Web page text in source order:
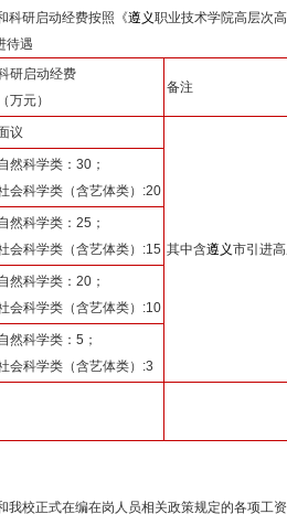
科研启动经费按照《遵义职业技术学院高层次
待遇
研启动经费
（万元）
备注
议
其中含遵义市引进
然科学类：30；
会科学类（含艺体类）:20
然科学类：25；
会科学类（含艺体类）:15
然科学类：20；
会科学类（含艺体类）:10
然科学类：5；
会科学类（含艺体类）:3
我校正式在编在岗人员相关政策规定的各项工